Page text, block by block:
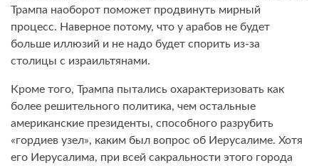
Трампа наоборот поможет продвинуть мирный
процесс. Наверное потому, что у арабов не будет
больше иллюзий и не надо будет спорить из-за
столицы с израильтянами.
Кроме того, Трампа пытались охарактеризовать как
более решительного политика, чем остальные
американские президенты, способного разрубить
«гордиев узел», каким был вопрос об Иерусалиме. Хотя
его Иерусалима, при всей сакральности этого города